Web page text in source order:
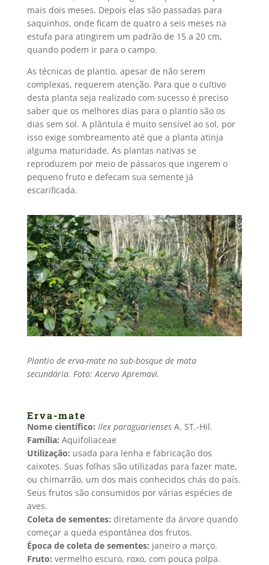
mais dois meses. Depois elas são passadas para
saquinhos, onde ficam de quatro a seis meses na
estufa para atingirem um padrão de 15 a 20 cm,
quando podem ir para o campo.
As técnicas de plantio, apesar de não serem
complexas, requerem atenção. Para que o cultivo
desta planta seja realizado com sucesso é preciso
saber que os melhores dias para o plantio são os
dias sem sol. A plântula é muito sensível ao sol, por
isso exige sombreamento até que a planta atinja
alguma maturidade. As plantas nativas se
reproduzem por meio de pássaros que ingerem o
pequeno fruto e defecam sua semente já
escarificada.
Plantio de erva-mate no sub-bosque de mata
secundária. Foto: Acervo Apremavi.
Erva-mate
Nome científico: Ilex paraguariensesA. ST.-Hil.
Família: Aquifoliaceae
Utilização: usada para lenha e fabricação dos
caixotes. Suas folhas são utilizadas para fazer mate,
ou chimarrão, um dos mais conhecidos chás do país.
Seus frutos são consumidos por várias espécies de
aves.
Coleta de sementes: diretamente da árvore quando
começar a queda espontânea dos frutos.
Época de coleta de sementes: janeiro a março.
Fruto: vermelho escuro, roxo, com pouca polpa.